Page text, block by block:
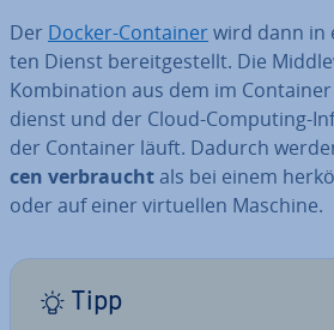
Der Docker-Containerwird dann in
ten Dienst be­reit­ge­stellt. Die
Kom­bi­na­ti­on aus dem im
dienst und der Cloud-Computing-
der Container läuft. Dadurch
cen ver­brauchtals bei einem
oder auf einer vir­tu­el­len Maschine.
Tipp